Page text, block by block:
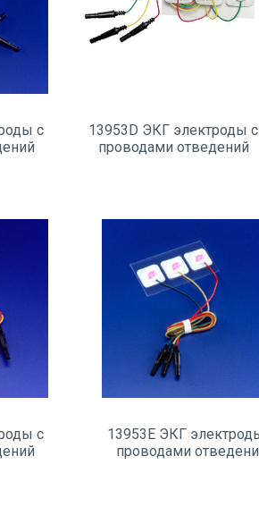
с
13953D ЭКГ электроды с
проводами отведений
с
13953E ЭКГ
проводами